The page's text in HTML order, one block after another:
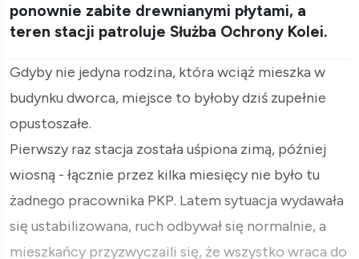
ponownie zabite drewnianymi płytami, a
teren stacji patroluje Służba Ochrony Kolei.
Gdyby nie jedyna rodzina, która wciąż mieszka w
budynku dworca, miejsce to byłoby dziś zupełnie
opustoszałe.
Pierwszy raz stacja została uśpiona zimą, później
wiosną - łącznie przez kilka miesięcy nie było tu
żadnego pracownika PKP. Latem sytuacja wydawała
się ustabilizowana, ruch odbywał się normalnie, a
mieszkańcy przyzwyczaili się, że wszystko wraca do